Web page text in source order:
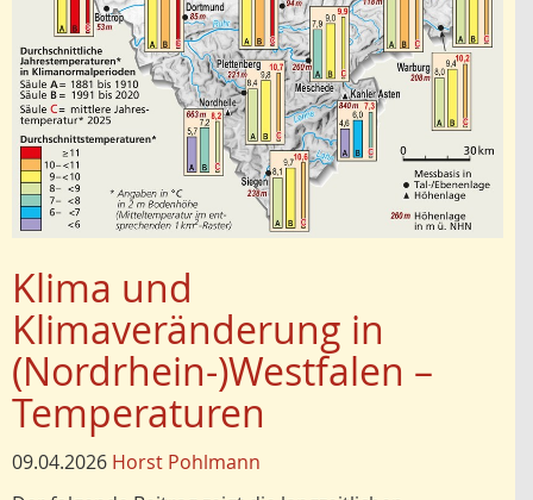
Klima und
Klimaveränderung in
(Nordrhein-)Westfalen –
Temperaturen
09.04.2026 Horst Pohlmann